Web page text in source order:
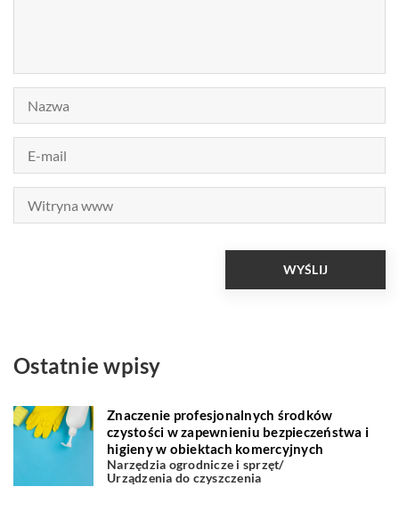
Ostatnie wpisy
Znaczenie profesjonalnych środków
czystości w zapewnieniu bezpieczeństwa i
higieny w obiektach komercyjnych
Narzędzia ogrodnicze i sprzęt/
Urządzenia do czyszczenia